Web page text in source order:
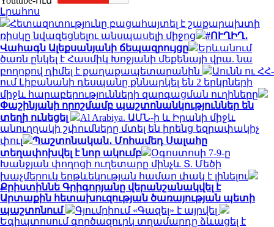
Լրահոս
Հետազոտությունը բացահայտել է շաքարախտի
ռիսկը նվազեցնելու անսպասելի միջոց
#ՈՒՂԻՂ․
Վահագն Ալեքսանյանի ճեպազրույցը
Երևանում
ծառն ընկել է Հասմիկ Խոջյանի մեքենայի վրա. նա
բողոքով դիմել է քաղաքապետարանին
Աունն ու ՀՀ-
ում Լիբանանի դեսպանը քննարկել են 2 երկրների
միջև հարաբերությունների զարգացման ուղիները
Փաշինյանի որոշմամբ պաշտոնանկություններ են
տեղի ունեցել
Al Arabiya. ԱՄՆ-ի և Իրանի միջև
անուղղակի շփումները մտել են իրենց եզրափակիչ
փուլ
Պաշտոնական․ Մոհամեդ Սալահը
տեղափոխվել է նոր ակումբ
Օգոստոսի 7-9-ը
Խանջյան փողոցի ուղետարը մինչև Տ. Մեծի
խաչմերուկ երթևեկության համար փակ է լինելու
Քրիստիննե Գրիգորյանը վերանշանակվել է
Արտաքին հետախուզության ծառայության պետի
պաշտոնում
Գյումրիում «Գազել» է այրվել
Եգիպտոսում գործազուրկ տղամարդը ձևացել է